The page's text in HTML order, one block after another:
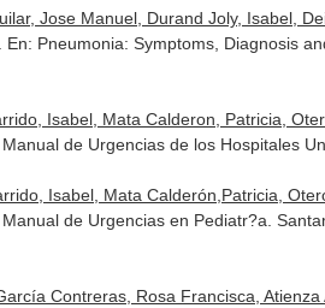
Jose Manuel, Durand Joly, Isabel,
En: Pneumonia: Symptoms, Diagnosis
Isabel, Mata Calderon, Patricia,
Manual de Urgencias de los Hospitales
Isabel, Mata Calderón,Patricia,
Manual de Urgencias en Pediatr?a .
Contreras, Rosa Francisca,